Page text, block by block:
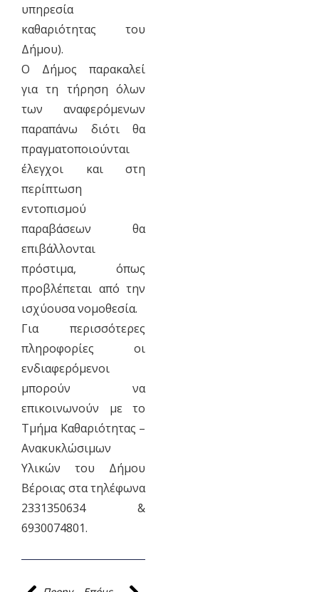
υπηρεσία
καθαριότητας του
Δήμου).
Ο Δήμος παρακαλεί
για τη τήρηση όλων
των αναφερόμενων
παραπάνω διότι θα
πραγματοποιούνται
έλεγχοι και στη
περίπτωση
εντοπισμού
παραβάσεων θα
επιβάλλονται
πρόστιμα, όπως
προβλέπεται από την
ισχύουσα νομοθεσία.
Για περισσότερες
πληροφορίες οι
ενδιαφερόμενοι
μπορούν να
επικοινωνούν με το
Τμήμα Καθαριότητας –
Ανακυκλώσιμων
Υλικών του Δήμου
Βέροιας στα τηλέφωνα
2331350634 &
6930074801.